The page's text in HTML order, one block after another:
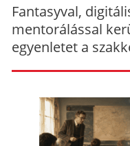
Fantasyval,
mentorálással
egyenletet a